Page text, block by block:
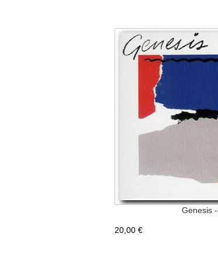
Genesis -
20,00 €